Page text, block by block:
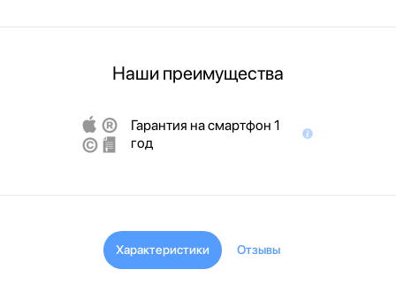
Наши преимущества
Гарантия на смартфон 1
год
Характеристики Отзывы